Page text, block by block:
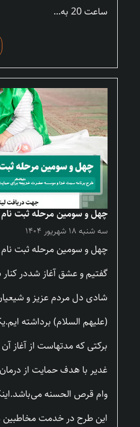
ساعت 20 به...
چهل و سومین مرحله ثبت
سه شنبه ۱۸ شهریور ۱۴۰۴
چهل و سومین مرحله ثبت نام
گفتیم و عشق آغاز شددر
شادی دل مردم عزیز و
(علیهم السلام) برداشته
برکتی که مدتهاست از آغاز
غدیر با هدف حمایت از درمان
وام قرص الحسنه
این طرح در خدمت مخاطبین